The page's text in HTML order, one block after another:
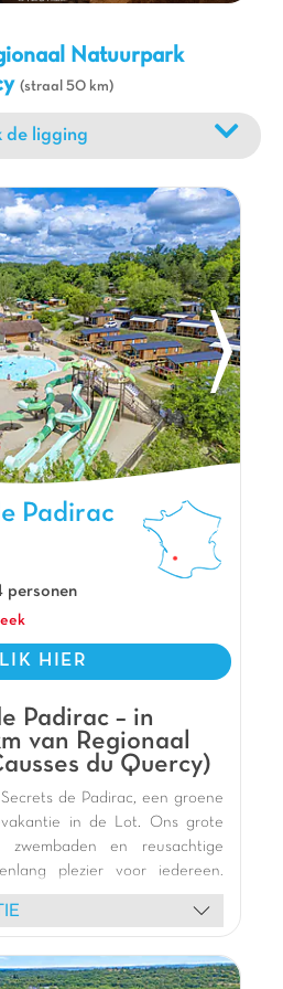
Natuurpark
(straal 50 km)
Midi-Pyreneeën
Padirac
personen
HIER
Padirac – in
van Regionaal
du Quercy)
de Padirac, een groene
in de Lot. Ons grote
en reusachtige
plezier voor iedereen.
zijn op de ongelooflijke 🎢
Verblijf in onze comfortabele
omgeving. Profiteer van de
de ligging